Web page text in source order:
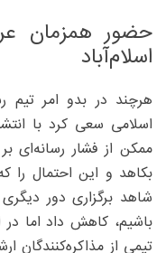
حضور همزمان
اسلام‌آباد
هرچند در بدو امر تیم
اسلامی سعی کرد با
ممکن از فشار رسانه‌ای
بکاهد و این احتمال
شاهد برگزاری دور
باشیم، کاهش داد اما در
تیمی از مذاکره‌کنندگان